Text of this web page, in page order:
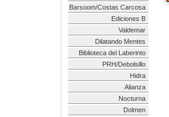
Barsoom/Costas Carcosa
Ediciones B
Valdemar
Dilatando Mentes
Biblioteca del Laberinto
PRH/Debolsillo
Hidra
Alianza
Nocturna
Dolmen